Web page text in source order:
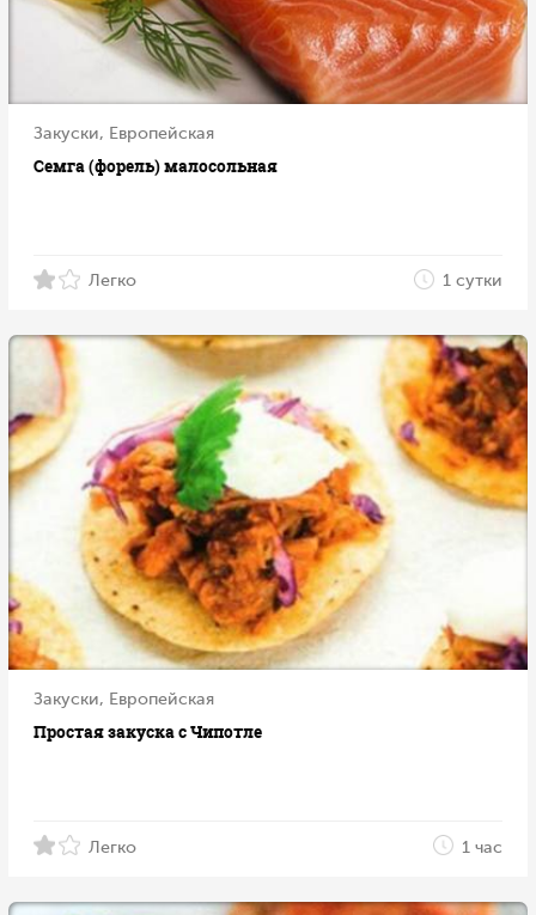
Закуски, Европейская
Семга (форель) малосольная
Легко 1 сутки
Закуски, Европейская
Простая закуска с Чипотле
Легко 1 час